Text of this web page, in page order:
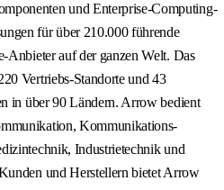
und Enterprise-Computing-
für über 210.000 führende
Anbieter auf der ganzen Welt. Das
Vertriebs-Standorte und 43
in über 90 Ländern. Arrow bedient
Kommunikations-
Industrietechnik und
und Herstellern bietet Arrow